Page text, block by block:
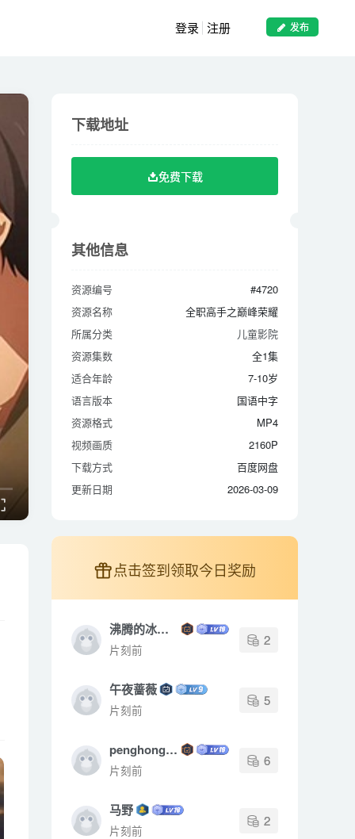
发布
登录 注册
免费下载
资源名称
全职高手之巅峰荣耀
所属分类
儿童影院
资源集数
全1集
适合年龄
7-10岁
语言版本
国语中字
资源格式
MP4
视频画质
2160P
下载方式
百度网盘
更新日期
2026-03-09
下载地址
免费下载
其他信息
资源编号
#4720
资源名称
全职高手之巅峰荣耀
所属分类
儿童影院
资源集数
全1集
适合年龄
7-10岁
语言版本
国语中字
资源格式
MP4
视频画质
2160P
下载方式
百度网盘
更新日期
2026-03-09
点击签到领取今日奖励
沸腾的冰封点
片刻前
2
午夜蔷薇
片刻前
5
penghongchun
片刻前
6
马野
片刻前
2